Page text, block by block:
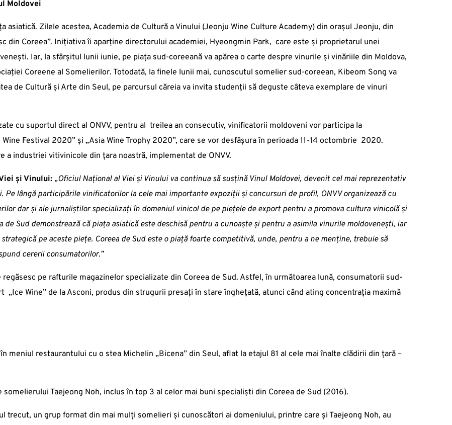
Moldovei
asiatică. Zilele acestea, Academia de Cultură a Vinului (Jeonju Wine Culture Academy) din orașul Jeonju, din
din Coreea”. Inițiativa îi aparține directorului academiei, Hyeongmin Park, care este și proprietarul unei
Iar, la sfârșitul lunii iunie, pe piața sud-coreeană va apărea o carte despre vinurile și vinăriile din Moldova,
Coreene al Somelierilor. Totodată, la finele lunii mai, cunoscutul somelier sud-coreean, Kibeom Song va
de Cultură și Arte din Seul, pe parcursul căreia va invita studenții să deguste câteva exemplare de vinuri
cu suportul direct al ONVV, pentru al treilea an consecutiv, vinificatorii moldoveni vor participa la
Festival 2020” și „Asia Wine Trophy 2020”, care se vor desfășura în perioada 11-14 octombrie 2020.
a industriei vitivinicole din țara noastră, implementat de ONVV.
și Vinului: „Oficiul Național al Viei și Vinului va continua să susțină Vinul Moldovei, devenit cel mai reprezentativ
Pe lângă participările vinificatorilor la cele mai importante expoziții și concursuri de profil, ONVV organizează cu
dar și ale jurnaliștilor specializați în domeniul vinicol de pe piețele de export pentru a promova cultura vinicolă și
Sud demonstrează că piața asiatică este deschisă pentru a cunoaște și pentru a asimila vinurile moldovenești, iar
pe aceste piețe. Coreea de Sud este o piață foarte competitivă, unde, pentru a ne menține, trebuie să
cererii consumatorilor.”
pe rafturile magazinelor specializate din Coreea de Sud. Astfel, în următoarea lună, consumatorii sud-
„Ice Wine” de la Asconi, produs din strugurii presați în stare înghețată, atunci când ating concentrația maximă
meniul restaurantului cu o stea Michelin „Bicena” din Seul, aflat la etajul 81 al cele mai înalte clădirii din țară –
Taejeong Noh, inclus în top 3 al celor mai buni specialiști din Coreea de Sud (2016).
trecut, un grup format din mai mulți somelieri și cunoscători ai domeniului, printre care și Taejeong Noh, au